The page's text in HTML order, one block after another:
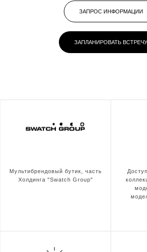
ЗАПРОС ИНФОРМАЦИИ
ЗАПЛАНИРОВАТЬ ВСТРЕЧУ
Мультибрендовый бутик, часть
Холдинга "Swatch Group"